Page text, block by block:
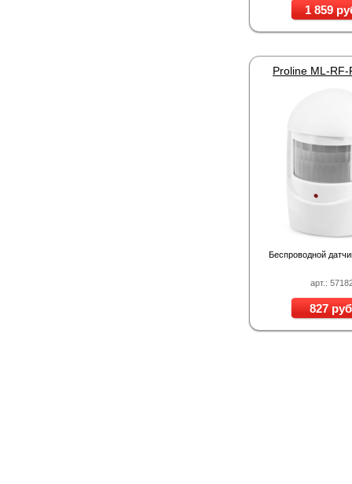
1 859
арт.:
Proline ML-RF-
Беспроводной
827